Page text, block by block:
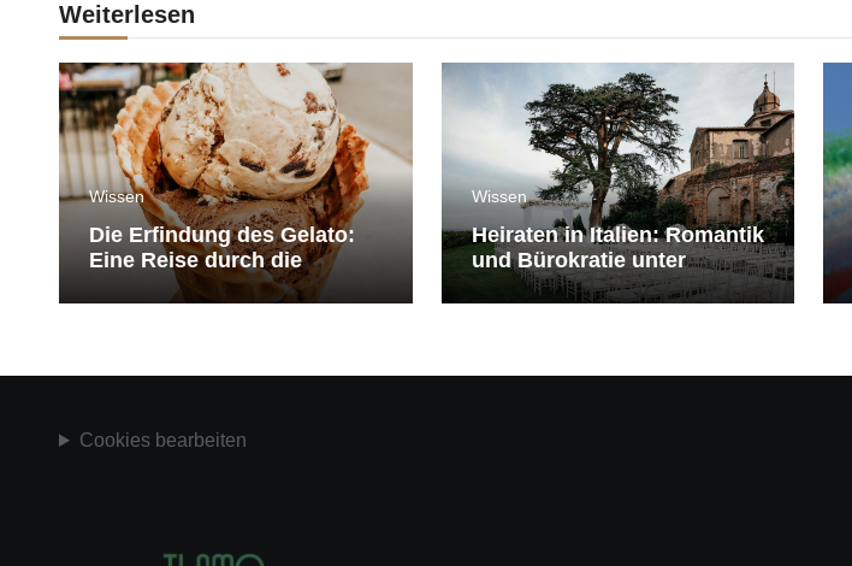
Weiterlesen
Wissen
Die Erfindung des Gelato:
Eine Reise durch die
Geschichte der Eiscreme
Wissen
Heiraten in Italien: Romantik
und Bürokratie unter
mediterranem Himmel
Cookies bearbeiten